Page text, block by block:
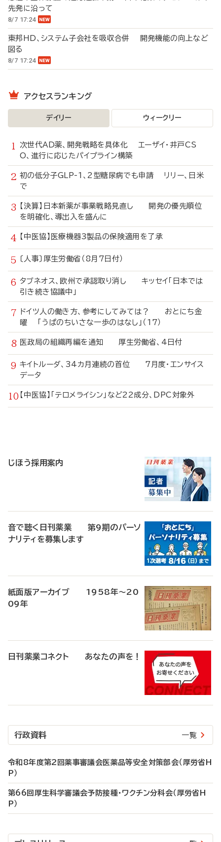
先発に沿って
8/7 17:24
東邦HD、システム子会社を吸収合併 開発機能の向上など
図る
8/7 17:24
アクセスランキング
デイリー ウィークリー
次世代AD薬、開発戦略を具体化 エーザイ・井戸CS
O、進行に応じたパイプライン構築
初の低分子GLP-1、2型糖尿病でも申請 リリー、日米
で
【決算】日本新薬が事業戦略見直し 開発の優先順位
を明確化、導出入を盛んに
【中医協】医療機器3製品の保険適用を了承
〔人事〕厚生労働省（8月7日付）
タブネオス、欧州で承認取り消し キッセイ「日本では
引き続き協議中」
ドイツ人の働き方、参考にしてみては？ おとにち金
曜 「うぱのちいさな一歩のはなし」（17）
医政局の組織再編を通知 厚生労働省、4日付
キイトルーダ、34カ月連続の首位 7月度・エンサイス
データ
【中医協】「テロメライシン」など22成分、DPC対象外
じほう採用案内
音で聴く日刊薬業 第9期のパーソ
ナリティを募集します
紙面版アーカイブ 1958年～20
09年
日刊薬業コネクト あなたの声を！
行政資料 一覧
令和8年度第2回薬事審議会医薬品等安全対策部会（厚労省H
P）
第66回厚生科学審議会予防接種・ワクチン分科会（厚労省H
P）